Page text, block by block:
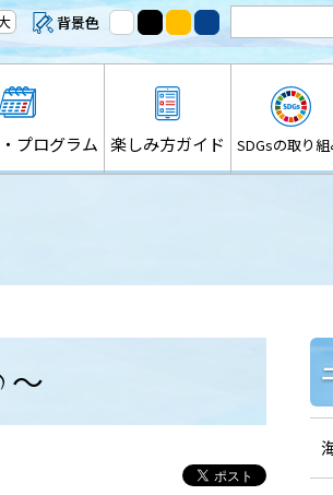
背景色
プログラム 楽しみ方ガイド SDGsの取り
～